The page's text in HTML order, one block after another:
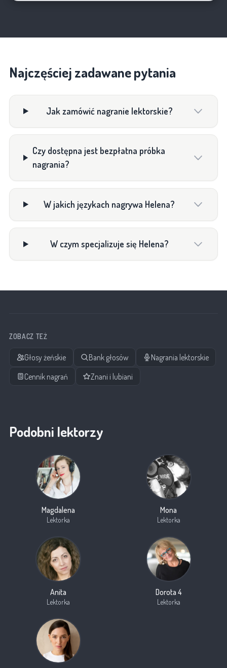
Najczęściej zadawane pytania
Jak zamówić nagranie lektorskie?
Czy dostępna jest bezpłatna próbka
nagrania?
W jakich językach nagrywa Helena?
W czym specjalizuje się Helena?
ZOBACZ TEŻ
Głosy żeńskie Bank głosów
Nagrania lektorskie
Cennik nagrań
Znani i lubiani
Podobni lektorzy
Magdalena
Lektorka
Mona
Lektorka
Anita
Lektorka
Dorota 4
Lektorka